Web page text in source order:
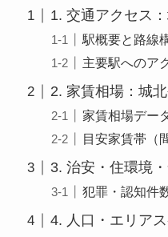
1. 交通アクセス
駅概要と路線
主要駅へのア
2. 家賃相場：城
家賃相場デー
目安家賃帯（
3. 治安・住環境
犯罪・認知件
4. 人口・エリア